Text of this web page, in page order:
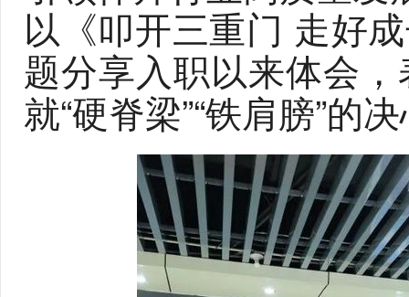
以《叩开三重门 走好
题分享入职以来体会
就“硬脊梁”“铁肩膀”的